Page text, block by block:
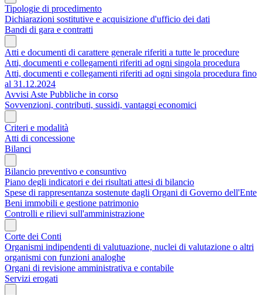
Tipologie di procedimento
Dichiarazioni sostitutive e acquisizione d'ufficio dei dati
Bandi di gara e contratti
Atti e documenti di carattere generale riferiti a tutte le procedure
Atti, documenti e collegamenti riferiti ad ogni singola procedura
Atti, documenti e collegamenti riferiti ad ogni singola procedura fino
al 31.12.2024
Avvisi Aste Pubbliche in corso
Sovvenzioni, contributi, sussidi, vantaggi economici
Criteri e modalità
Atti di concessione
Bilanci
Bilancio preventivo e consuntivo
Piano degli indicatori e dei risultati attesi di bilancio
Spese di rappresentanza sostenute dagli Organi di Governo dell'Ente
Beni immobili e gestione patrimonio
Controlli e rilievi sull'amministrazione
Corte dei Conti
Organismi indipendenti di valutuazione, nuclei di valutazione o altri
organismi con funzioni analoghe
Organi di revisione amministrativa e contabile
Servizi erogati